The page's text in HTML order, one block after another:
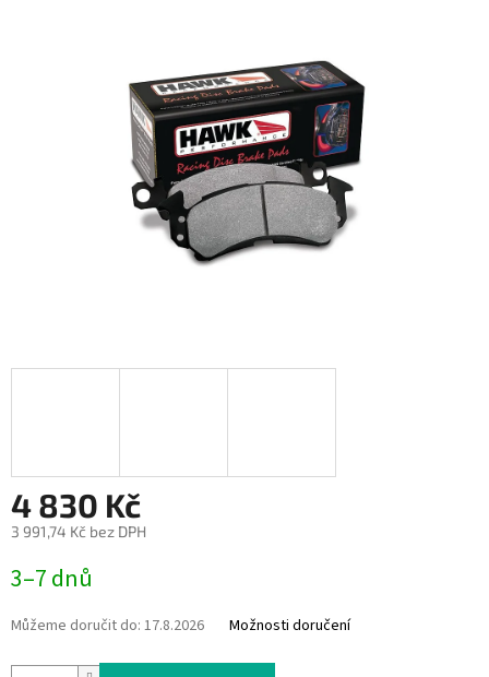
4 830 Kč
3 991,74 Kč bez DPH
cena:
3–7 dnů
Můžeme doručit do: 17.8.2026 Možnosti doručení